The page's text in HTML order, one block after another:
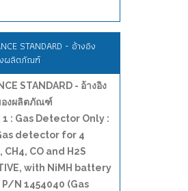
STANDARD - อ้างอิง
งผลิตภัณฑ์
STANDARD - อ้างอิง
องผลิตภัณฑ์
1 : Gas Detector Only :
detector for 4
CH4, CO and H2S
with NiMH battery
N 1454040 (Gas